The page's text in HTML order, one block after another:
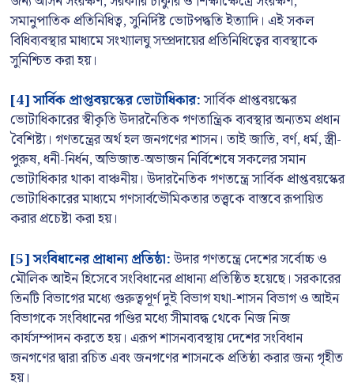
সমানুপাতিক প্রতিনিধিত্ব, সুনির্দিষ্ট ভোটপদ্ধতি ইত্যাদি। এই সকল
বিধিব্যবস্থার মাধ্যমে সংখ্যালঘু সম্প্রদায়ের প্রতিনিধিত্বের ব্যবস্থাকে
সুনিশ্চিত করা হয়।
[4] সার্বিক প্রাপ্তবয়স্কের ভোটাধিকার:সার্বিক প্রাপ্তবয়স্কের
ভোটাধিকারের স্বীকৃতি উদারনৈতিক গণতান্ত্রিক ব্যবস্থার অন্যতম প্রধান
বৈশিষ্ট্য। গণতন্ত্রের অর্থ হল জনগণের শাসন। তাই জাতি, বর্ণ, ধর্ম, স্ত্রী-
পুরুষ, ধনী-নির্ধন, অভিজাত-অভাজন নির্বিশেষে সকলের সমান
ভোটাধিকার থাকা বাঞ্চনীয়। উদারনৈতিক গণতন্ত্রে সার্বিক প্রাপ্তবয়স্কের
ভোটাধিকারের মাধ্যমে গণসার্বভৌমিকতার তত্ত্বকে বাস্তবে রূপায়িত
করার প্রচেষ্টা করা হয়।
[5] সংবিধানের প্রাধান্য প্রতিষ্ঠা:উদার গণতন্ত্রে দেশের সর্বোচ্চ ও
মৌলিক আইন হিসেবে সংবিধানের প্রাধান্য প্রতিষ্ঠিত হয়েছে। সরকারের
তিনটি বিভাগের মধ্যে গুরুত্বপূর্ণ দুই বিভাগ যথা-শাসন বিভাগ ও আইন
বিভাগকে সংবিধানের গণ্ডির মধ্যে সীমাবদ্ধ থেকে নিজ নিজ
কার্যসম্পাদন করতে হয়। এরূপ শাসনব্যবস্থায় দেশের সংবিধান
জনগণের দ্বারা রচিত এবং জনগণের শাসনকে প্রতিষ্ঠা করার জন্য গৃহীত
হয়।